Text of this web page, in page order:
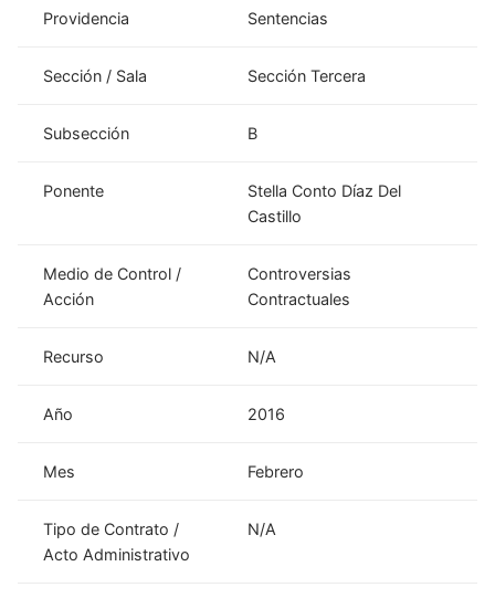
Providencia Sentencias
Sección / Sala Sección Tercera
Subsección B
Ponente
Stella Conto Díaz Del
Castillo
Medio de Control /
Acción
Controversias
Contractuales
Recurso N/A
Año 2016
Mes Febrero
Tipo de Contrato /
Acto Administrativo
N/A